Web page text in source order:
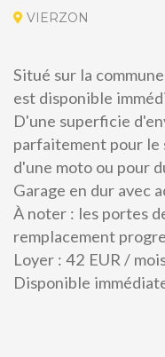
VIERZON
Situé sur la
est disponible
D'une superficie
parfaitement pour le
d'une moto ou pour
Garage en dur avec
À noter : les portes
remplacement
Loyer : 42 EUR /
Disponible